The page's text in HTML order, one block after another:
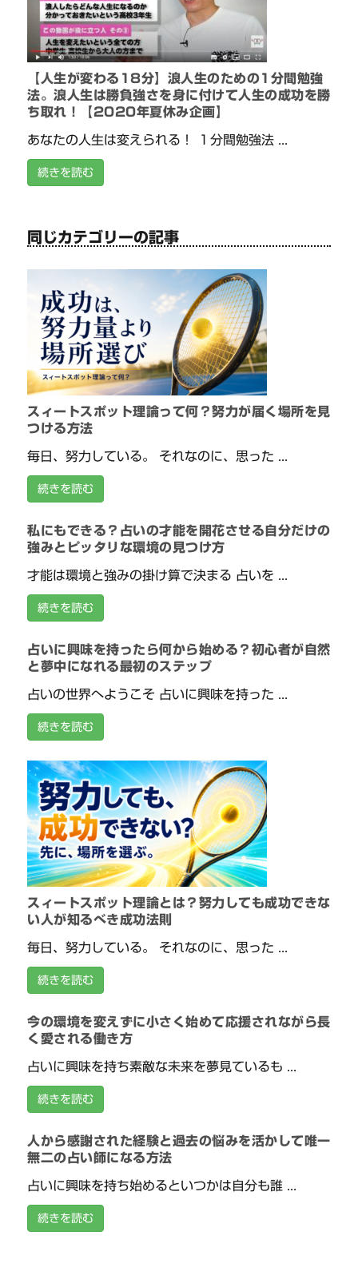
【人生が変わる18分】浪人生のための1分間勉強
法。浪人生は勝負強さを身に付けて人生の成功を勝
ち取れ！【2020年夏休み企画】
あなたの人生は変えられる！ １分間勉強法 ...
続きを読む
同じカテゴリーの記事
スィートスポット理論って何？努力が届く場所を見
つける方法
毎日、努力している。 それなのに、思った ...
続きを読む
私にもできる？占いの才能を開花させる自分だけの
強みとピッタリな環境の見つけ方
才能は環境と強みの掛け算で決まる 占いを ...
続きを読む
占いに興味を持ったら何から始める？初心者が自然
と夢中になれる最初のステップ
占いの世界へようこそ 占いに興味を持った ...
続きを読む
スィートスポット理論とは？努力しても成功できな
い人が知るべき成功法則
毎日、努力している。 それなのに、思った ...
続きを読む
今の環境を変えずに小さく始めて応援されながら長
く愛される働き方
占いに興味を持ち素敵な未来を夢見ているも ...
続きを読む
人から感謝された経験と過去の悩みを活かして唯一
無二の占い師になる方法
占いに興味を持ち始めるといつかは自分も誰 ...
続きを読む